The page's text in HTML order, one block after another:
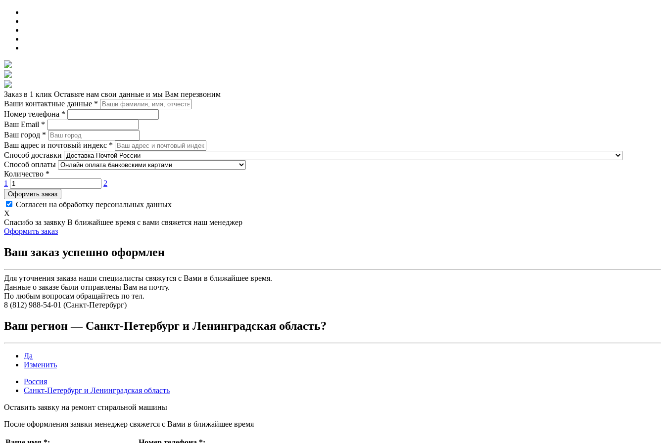
Заказ в 1 клик Оставьте нам свои данные и мы Вам перезвоним
Ваши контактные данные *
Номер телефона *
Ваш Email *
Ваш город *
Ваш адрес и почтовый индекс *
Способ доставки
Способ оплаты
Количество *
1
2
Оформить заказ
Согласен на обработку персональных данных
X
Спасибо за заявку В ближайшее время с вами свяжется наш менеджер
Оформить заказ
Ваш заказ успешно оформлен
Для уточнения заказа наши специалисты свяжутся с Вами в ближайшее время.
Данные о заказе были отправлены Вам на почту.
По любым вопросам обращайтесь по тел.
8 (812) 988-54-01 (Санкт-Петербург)
Ваш регион — Санкт-Петербург и Ленинградская область?
Да
Изменить
Россия
Санкт-Петербург и Ленинградская область
Оставить заявку на ремонт стиральной машины
После оформления заявки менеджер свяжется с Вами в ближайшее время